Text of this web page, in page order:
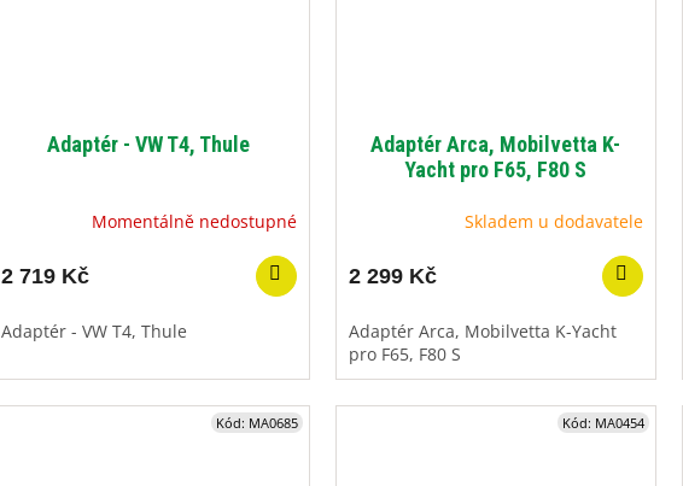
Adaptér - VW T4, Thule
Momentálně nedostupné
2 719 Kč
Adaptér - VW T4, Thule
Adaptér Arca, Mobilvetta K-
Yacht pro F65, F80 S
Skladem u dodavatele
2 299 Kč
Adaptér Arca, Mobilvetta K-Yacht
pro F65, F80 S
Kód: MA0685 Kód: MA0454